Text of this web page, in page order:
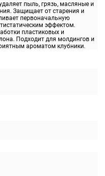
пыль, грязь, масляные и
Защищает от старения и
первоначальную
эффектом.
пластиковых и
Подходит для молдингов и
ароматом клубники.